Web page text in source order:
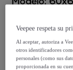
32,95 €
64,00 €
-48%
Veepee respeta su
Al aceptar, autoriza a
otros identificadores
personales (como sus
proporcionada en su